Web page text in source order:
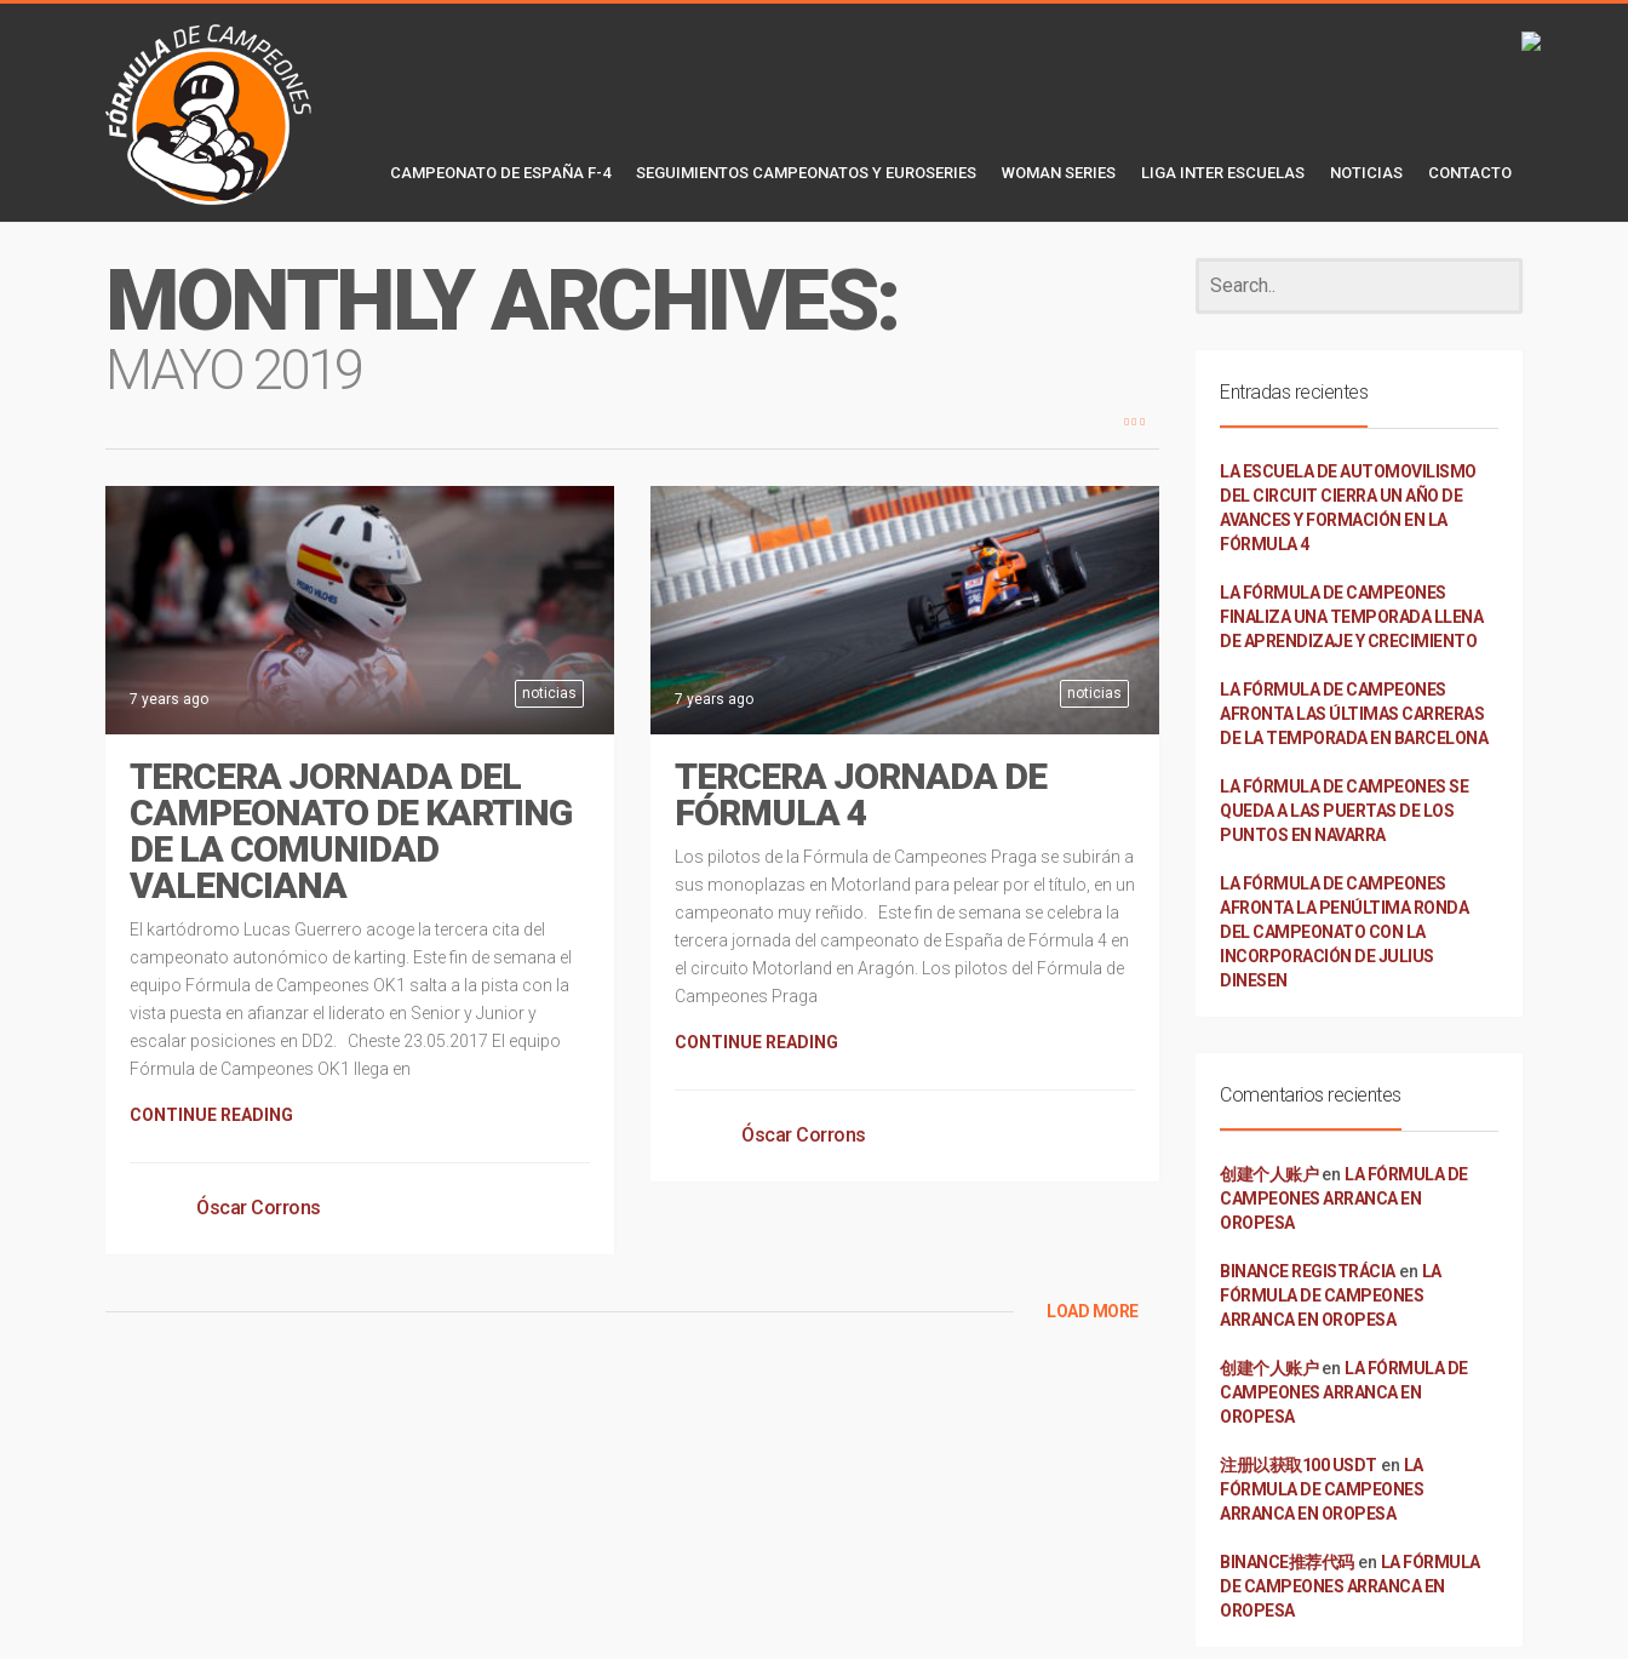
CAMPEONATO DE ESPAÑA F-4 SEGUIMIENTOS CAMPEONATOS Y EUROSERIES WOMAN SERIES LIGA INTER ESCUELAS NOTICIAS CONTACTO
MONTHLY ARCHIVES:
MAYO 2019
noticias
7 years ago
TERCERA JORNADA DEL
CAMPEONATO DE KARTING
DE LA COMUNIDAD
VALENCIANA
El kartódromo Lucas Guerrero acoge la tercera cita del
campeonato autonómico de karting. Este fin de semana el
equipo Fórmula de Campeones OK1 salta a la pista con la
vista puesta en afianzar el liderato en Senior y Junior y
escalar posiciones en DD2. Cheste 23.05.2017 El equipo
Fórmula de Campeones OK1 llega en
CONTINUE READING
Óscar Corrons
noticias
7 years ago
TERCERA JORNADA DE
FÓRMULA 4
Los pilotos de la Fórmula de Campeones Praga se subirán a
sus monoplazas en Motorland para pelear por el título, en un
campeonato muy reñido. Este fin de semana se celebra la
tercera jornada del campeonato de España de Fórmula 4 en
el circuito Motorland en Aragón. Los pilotos del Fórmula de
Campeones Praga
CONTINUE READING
Óscar Corrons
LOAD MORE
Entradas recientes
LA ESCUELA DE AUTOMOVILISMO
DEL CIRCUIT CIERRA UN AÑO DE
AVANCES Y FORMACIÓN EN LA
FÓRMULA 4
LA FÓRMULA DE CAMPEONES
FINALIZA UNA TEMPORADA LLENA
DE APRENDIZAJE Y CRECIMIENTO
LA FÓRMULA DE CAMPEONES
AFRONTA LAS ÚLTIMAS CARRERAS
DE LA TEMPORADA EN BARCELONA
LA FÓRMULA DE CAMPEONES SE
QUEDA A LAS PUERTAS DE LOS
PUNTOS EN NAVARRA
LA FÓRMULA DE CAMPEONES
AFRONTA LA PENÚLTIMA RONDA
DEL CAMPEONATO CON LA
INCORPORACIÓN DE JULIUS
DINESEN
Comentarios recientes
创建个人账户en LA FÓRMULA DE
CAMPEONES ARRANCA EN
OROPESA
BINANCE REGISTRÁCIAen LA
FÓRMULA DE CAMPEONES
ARRANCA EN OROPESA
创建个人账户en LA FÓRMULA DE
CAMPEONES ARRANCA EN
OROPESA
注册以获取100 USDT en LA
FÓRMULA DE CAMPEONES
ARRANCA EN OROPESA
BINANCE推荐代码en LA FÓRMULA
DE CAMPEONES ARRANCA EN
OROPESA